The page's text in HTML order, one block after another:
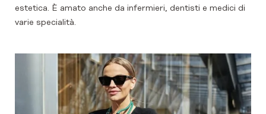
estetica. È amato anche da infermieri, dentisti e medici di
varie specialità.